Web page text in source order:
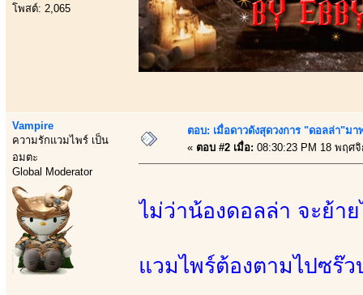
โพสต์: 2,065
Vampire
ความรักแวมไพร์ เป็น
อมตะ
Global Moderator
ตอบ: เมื่อดาวดังสุดวงการ "ดอลล่า"มา
« ตอบ #2 เมื่อ: 08:30:23 PM 18 พฤศ
ไม่ว่าน้องดอลล่า จะย้า
แวมไพร์ต้องตามไปซร๊